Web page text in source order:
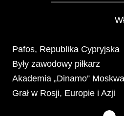
Pafos, Republika Cypryjska
Były zawodowy piłkarz
Akademia „Dinamo”
Grał w Rosji, Europie i Azji